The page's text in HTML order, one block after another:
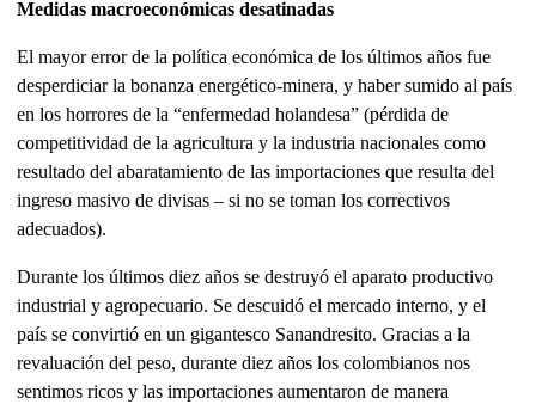
Medidas macroeconómicas desatinadas
El mayor error de la política económica de los últimos años fue
desperdiciar la bonanza energético-minera, y haber sumido al país
en los horrores de la “enfermedad holandesa” (pérdida de
competitividad de la agricultura y la industria nacionales como
resultado del abaratamiento de las importaciones que resulta del
ingreso masivo de divisas – si no se toman los correctivos
adecuados).
Durante los últimos diez años se destruyó el aparato productivo
industrial y agropecuario. Se descuidó el mercado interno, y el
país se convirtió en un gigantesco Sanandresito. Gracias a la
revaluación del peso, durante diez años los colombianos nos
sentimos ricos y las importaciones aumentaron de manera